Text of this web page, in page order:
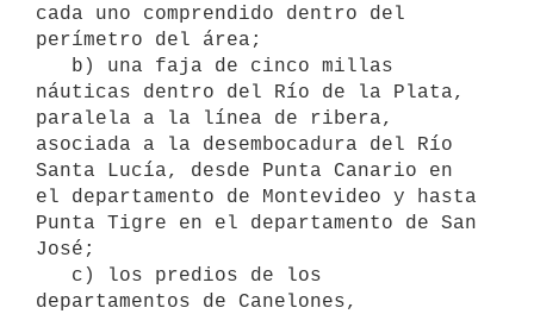
cada uno comprendido dentro del
perímetro del área;
náuticas dentro del Río de la Plata,
paralela a la línea de ribera,
asociada a la desembocadura del Río
Santa Lucía, desde Punta Canario en
el departamento de Montevideo y hasta
Punta Tigre en el departamento de San
José;
departamentos de Canelones,